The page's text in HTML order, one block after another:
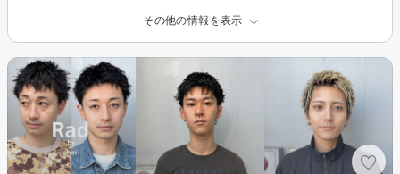
その他の情報を表示